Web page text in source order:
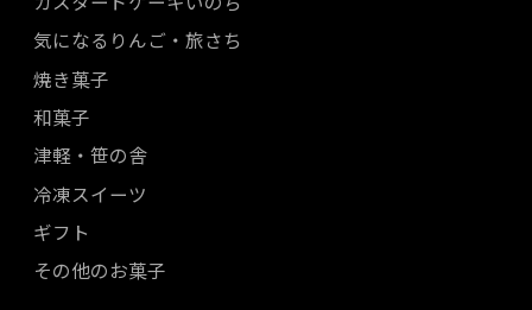
気になるりんご・旅さち
焼き菓子
和菓子
津軽・笹の舎
冷凍スイーツ
ギフト
その他のお菓子